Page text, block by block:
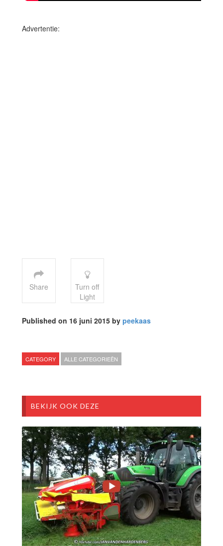
Advertentie:
Share
Turn off
Light
Published on 16 juni 2015 by peekaas
CATEGORY ALLE CATEGORIEËN
BEKIJK OOK DEZE